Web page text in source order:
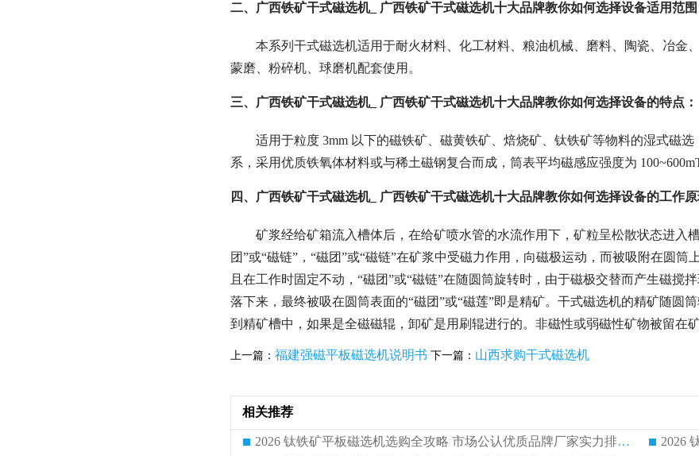
二、广西铁矿干式磁选机_ 广西铁矿干式磁选机十大品牌教你如何选择设备适用范围
本系列干式磁选机适用于耐火材料、化工材料、粮油机械、磨料、陶瓷、冶金
蒙磨、粉碎机、球磨机配套使用。
三、广西铁矿干式磁选机_ 广西铁矿干式磁选机十大品牌教你如何选择设备的特点：
适用于粒度 3mm 以下的磁铁矿、磁黄铁矿、焙烧矿、钛铁矿等物料的湿式磁
系，采用优质铁氧体材料或与稀土磁钢复合而成，筒表平均磁感应强度为
四、广西铁矿干式磁选机_ 广西铁矿干式磁选机十大品牌教你如何选择设备的工作原
矿浆经给矿箱流入槽体后，在给矿喷水管的水流作用下，矿粒呈松散状态进入
团”或“磁链”，“磁团”或“磁链”在矿浆中受磁力作用，向磁极运动，而被吸附在圆
且在工作时固定不动，“磁团”或“磁链”在随圆筒旋转时，由于磁极交替而产生磁搅
落下来，最终被吸在圆筒表面的“磁团”或“磁莲”即是精矿。干式磁选机的精矿随圆
到精矿槽中，如果是全磁磁辊，卸矿是用刷辊进行的。非磁性或弱磁性矿物被留在
上一篇： 福建强磁平板磁选机说明书 下一篇： 山西求购干式磁选机
相关推荐
2026 钛铁矿平板磁选机选购全攻略 市场公认优质品牌厂家实力排行榜